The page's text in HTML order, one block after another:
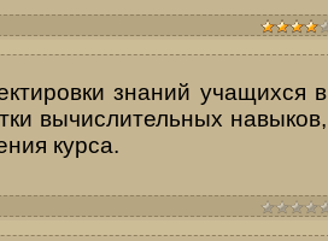
зна­ний учащихся в
вычислительных навыков,
курса.